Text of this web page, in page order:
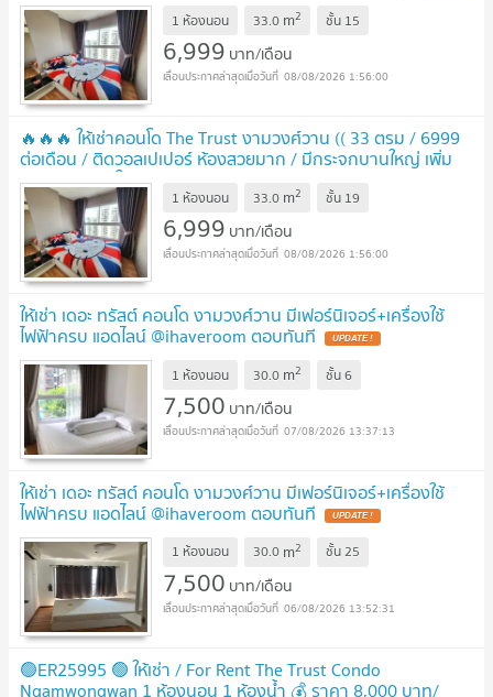
!
1 ห้องนอน 33.0 m2 ชั้น 15
6,999 บาท/เดือน
08/08/2026 1:56:00
🔥🔥🔥 ให้เช่าคอนโด The Trust งามวงศ์วาน (( 33 ตรม / 6999
ต่อเดือน / ติดวอลเปเปอร์ ห้องสวยมาก / มีกระจกบานใหญ่ เพิ่ม
มิติของห้อง)) ใกล้กระทรวงสาธารณสุข
1 ห้องนอน 33.0 m2 ชั้น 19
6,999 บาท/เดือน
08/08/2026 1:56:00
ให้เช่า เดอะ ทรัสต์ คอนโด งามวงศ์วาน มีเฟอร์นิเจอร์+เครื่องใช้
ไฟฟ้าครบ แอดไลน์ @ihaveroom ตอบทันที UPDATE !
1 ห้องนอน 30.0 m2 ชั้น6
7,500 บาท/เดือน
07/08/2026 13:37:13
ให้เช่า เดอะ ทรัสต์ คอนโด งามวงศ์วาน มีเฟอร์นิเจอร์+เครื่องใช้
ไฟฟ้าครบ แอดไลน์ @ihaveroom ตอบทันที UPDATE !
1 ห้องนอน 30.0 m2 ชั้น25
7,500 บาท/เดือน
06/08/2026 13:52:31
🟢ER25995 🟢 ให้เช่า / For Rent The Trust Condo
Ngamwongwan 1 ห้องนอน 1 ห้องน้ำ 💰 ราคา 8,000 บาท/